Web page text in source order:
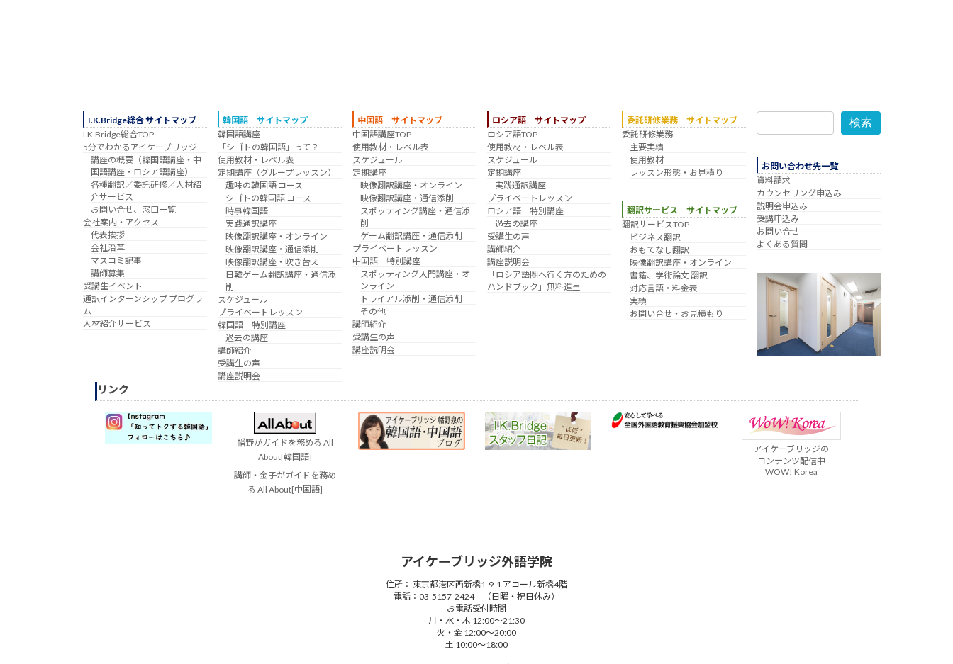
I.K.Bridge総合 サイトマップ
I.K.Bridge総合TOP
5分でわかるアイケーブリッジ
講座の概要（韓国語講座・中
国語講座・ロシア語講座）
各種翻訳／委託研修／人材紹
介サービス
お問い合せ、窓口一覧
会社案内・アクセス
代表挨拶
会社沿革
マスコミ記事
講師募集
受講生イベント
通訳インターンシップ プログラ
ム
人材紹介サービス
韓国語 サイトマップ
韓国語講座
「シゴトの韓国語」って？
使用教材・レベル表
定期講座（グループレッスン）
趣味の韓国語 コース
シゴトの韓国語 コース
時事韓国語
実践通訳講座
映像翻訳講座・オンライン
映像翻訳講座・通信添削
映像翻訳講座・吹き替え
日韓ゲーム翻訳講座・通信添
削
スケジュール
プライベートレッスン
韓国語 特別講座
過去の講座
講師紹介
受講生の声
講座説明会
中国語 サイトマップ
中国語講座TOP
使用教材・レベル表
スケジュール
定期講座
映像翻訳講座・オンライン
映像翻訳講座・通信添削
スポッティング講座・通信添
削
ゲーム翻訳講座・通信添削
プライベートレッスン
中国語 特別講座
スポッティング入門講座・オ
ンライン
トライアル添削・通信添削
その他
講師紹介
受講生の声
講座説明会
ロシア語 サイトマップ
ロシア語TOP
使用教材・レベル表
スケジュール
定期講座
実践通訳講座
プライベートレッスン
ロシア語 特別講座
過去の講座
受講生の声
講師紹介
講座説明会
「ロシア語圏へ行く方のための
ハンドブック」無料進呈
委託研修業務 サイトマップ
委託研修業務
主要実績
使用教材
レッスン形態・お見積り
翻訳サービス サイトマップ
翻訳サービスTOP
ビジネス翻訳
おもてなし翻訳
映像翻訳講座・オンライン
書籍、学術論文 翻訳
対応言語・料金表
実績
お問い合せ・お見積もり
検索
お問い合わせ先一覧
資料請求
カウンセリング申込み
説明会申込み
受講申込み
お問い合せ
よくある質問
リンク
幡野がガイドを務める All
About[韓国語]
講師・金子がガイドを務め
る All About[中国語]
アイケーブリッジの
コンテンツ配信中
WOW! Korea
アイケーブリッジ外語学院
住所： 東京都港区西新橋1-9-1 アコール新橋4階
電話：03-5157-2424 （日曜・祝日休み）
お電話受付時間
月・水・木 12:00～21:30
火・金 12:00～20:00
土 10:00～18:00